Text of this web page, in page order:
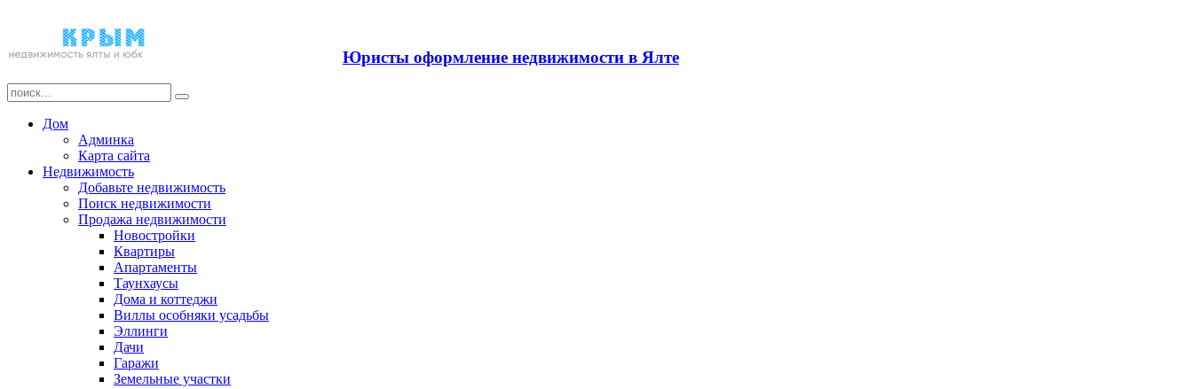
Юристы оформление недвижимости в Ялте
Дом
Админка
Карта сайта
Недвижимость
Добавьте недвижимость
Поиск недвижимости
Продажа недвижимости
Новостройки
Квартиры
Апартаменты
Таунхаусы
Дома и коттеджи
Виллы особняки усадьбы
Эллинги
Дачи
Гаражи
Земельные участки